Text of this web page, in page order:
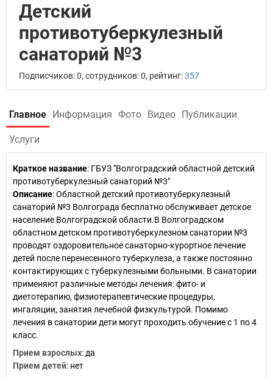
Детский
противотуберкулезный
санаторий №3
Подписчиков: 0, сотрудников: 0, рейтинг:357
Главное Информация Фото Видео Публикации
Услуги
Краткое название: ГБУЗ "Волгоградский областной детский
противотуберкулезный санаторий №3"
Описание: Областной детский противотуберкулезный
санаторий №3 Волгограда бесплатно обслуживает детское
население Волгоградской области.В Волгоградском
областном детском противотуберкулезном санатории №3
проводят оздоровительное санаторно-курортное лечение
детей после перенесенного туберкулеза, а также постоянно
контактирующих с туберкулезными больными. В санатории
применяют различные методы лечения: фито- и
диетотерапию, физиотерапевтические процедуры,
ингаляции, занятия лечебной физкультурой. Помимо
лечения в санатории дети могут проходить обучение с 1 по 4
класс.
Прием взрослых: да
Прием детей: нет